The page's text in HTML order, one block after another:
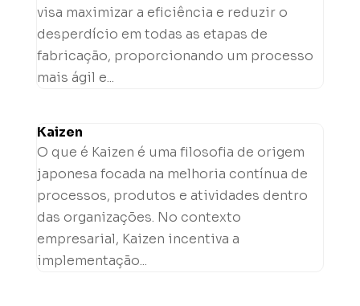
visa maximizar a eficiência e reduzir o
desperdício em todas as etapas de
fabricação, proporcionando um processo
mais ágil e...
Kaizen
O que é Kaizen é uma filosofia de origem
japonesa focada na melhoria contínua de
processos, produtos e atividades dentro
das organizações. No contexto
empresarial, Kaizen incentiva a
implementação...